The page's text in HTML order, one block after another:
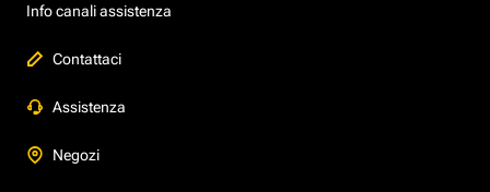
Info canali assistenza
Contattaci
Assistenza
Negozi